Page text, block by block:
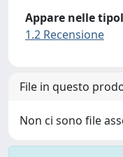
Appare nelle
1.2 Recensione
File in questo
Non ci sono file